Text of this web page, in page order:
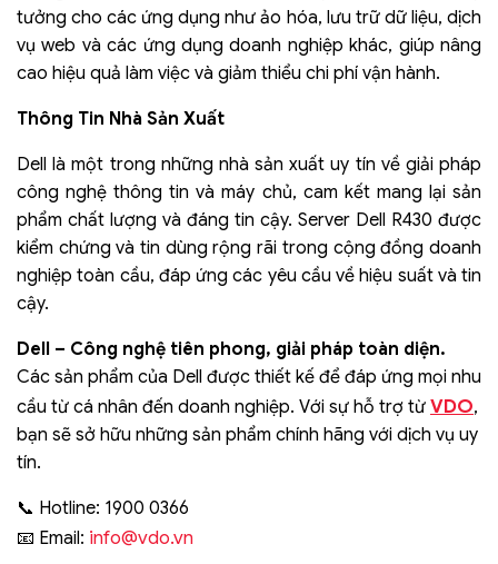
tưởng cho các ứng dụng như ảo hóa, lưu trữ dữ liệu, dịch
vụ web và các ứng dụng doanh nghiệp khác, giúp nâng
cao hiệu quả làm việc và giảm thiểu chi phí vận hành.
Thông Tin Nhà Sản Xuất
Dell là một trong những nhà sản xuất uy tín về giải pháp
công nghệ thông tin và máy chủ, cam kết mang lại sản
phẩm chất lượng và đáng tin cậy. Server Dell R430 được
kiểm chứng và tin dùng rộng rãi trong cộng đồng doanh
nghiệp toàn cầu, đáp ứng các yêu cầu về hiệu suất và tin
cậy.
Dell – Công nghệ tiên phong, giải pháp toàn diện.
Các sản phẩm của Dell được thiết kế để đáp ứng mọi nhu
cầu từ cá nhân đến doanh nghiệp. Với sự hỗ trợ từ VDO,
bạn sẽ sở hữu những sản phẩm chính hãng với dịch vụ uy
tín.
📞 Hotline: 1900 0366
📧 Email: info@vdo.vn